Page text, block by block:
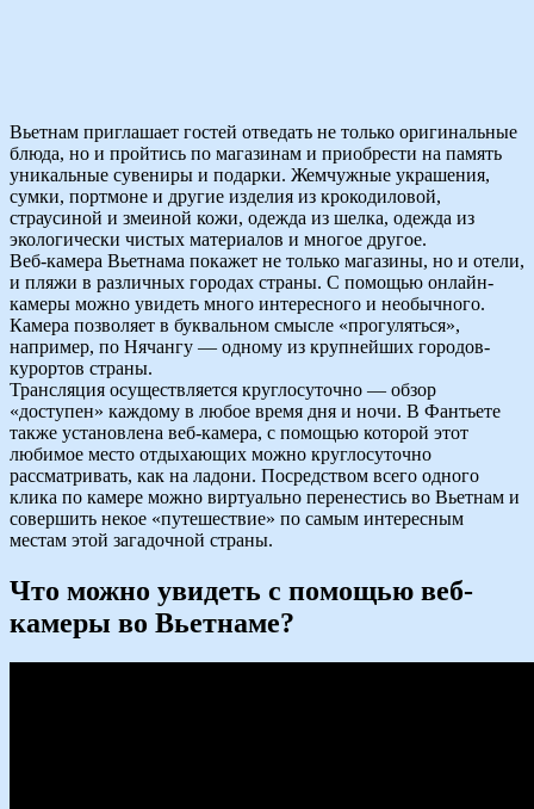
Вьетнам приглашает гостей отведать не только оригинальные
блюда, но и пройтись по магазинам и приобрести на память
уникальные сувениры и подарки. Жемчужные украшения,
сумки, портмоне и другие изделия из крокодиловой,
страусиной и змеиной кожи, одежда из шелка, одежда из
экологически чистых материалов и многое другое.
Веб-камера Вьетнама покажет не только магазины, но и отели,
и пляжи в различных городах страны. С помощью онлайн-
камеры можно увидеть много интересного и необычного.
Камера позволяет в буквальном смысле «прогуляться»,
например, по Нячангу — одному из крупнейших городов-
курортов страны.
Трансляция осуществляется круглосуточно — обзор
«доступен» каждому в любое время дня и ночи. В Фантьете
также установлена веб-камера, с помощью которой этот
любимое место отдыхающих можно круглосуточно
рассматривать, как на ладони. Посредством всего одного
клика по камере можно виртуально перенестись во Вьетнам и
совершить некое «путешествие» по самым интересным
местам этой загадочной страны.
Что можно увидеть с помощью веб-
камеры во Вьетнаме?